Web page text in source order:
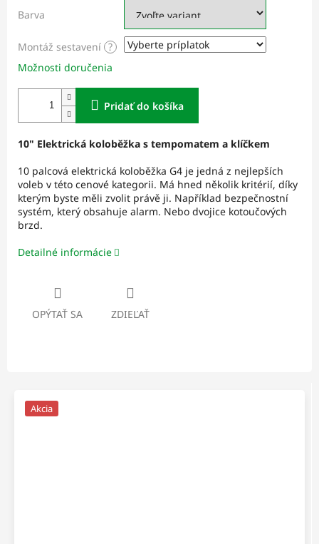
Barva
Montáž sestavení ?
Možnosti doručenia
Pridať do košíka
10" Elektrická koloběžka s tempomatem a klíčkem
10 palcová elektrická koloběžka G4 je jedná z nejlepších
voleb v této cenové kategorii. Má hned několik kritérií, díky
kterým byste měli zvolit právě ji. Například bezpečnostní
systém, který obsahuje alarm. Nebo dvojice kotoučových
brzd.
Detailné informácie
OPÝTAŤ SA ZDIEĽAŤ
Akcia